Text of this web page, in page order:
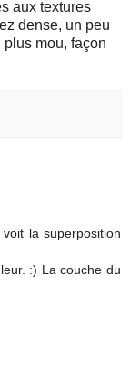
aux textures
dense, un peu
mou, façon
la superposition
:) La couche du